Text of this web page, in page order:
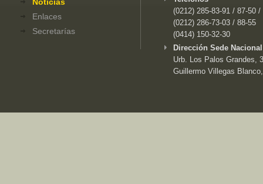
Enlaces
Secretarías
(0212) 285-83-91 / 87-50 /
(0212) 286-73-03 / 88-55
(0414) 150-32-30
Dirección Sede
Urb. Los Palos Grandes,
Guillermo Villegas